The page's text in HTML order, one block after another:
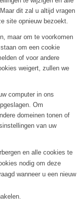
dit zal u altijd vragen
site opnieuw bezoekt.
maar om te voorkomen
om een cookie
of voor andere
weigert, zullen we
computer in ons
Om
domeinen tonen of
van uw
en alle cookies te
nodig om deze
wanneer u een nieuw